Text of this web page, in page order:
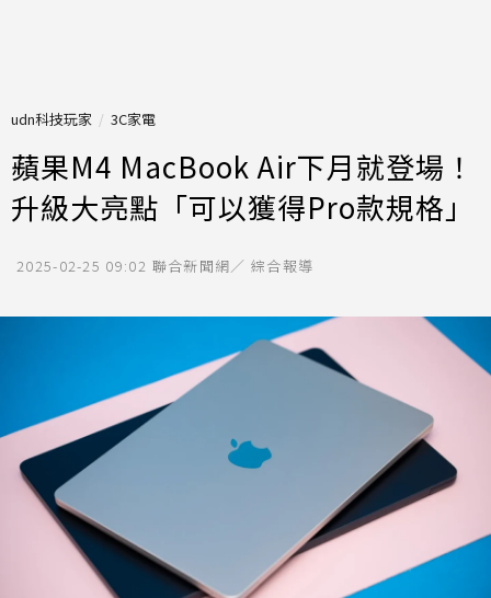
udn科技玩家 3C家電
蘋果M4 MacBook Air下月就登場！
升級大亮點「可以獲得Pro款規格」
2025-02-25 09:02 聯合新聞網／ 綜合報導